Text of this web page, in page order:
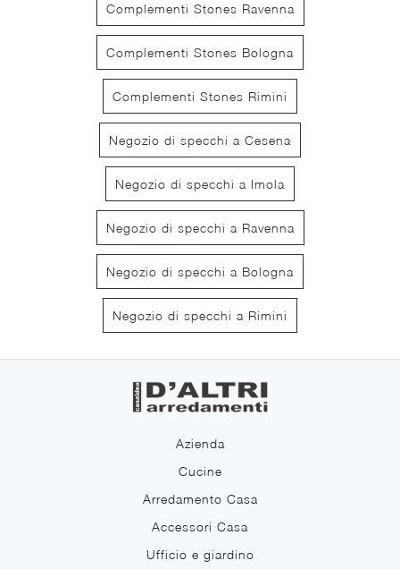
Complementi Stones Ravenna
Complementi Stones Bologna
Complementi Stones Rimini
Negozio di specchi a Cesena
Negozio di specchi a Imola
Negozio di specchi a Ravenna
Negozio di specchi a Bologna
Negozio di specchi a Rimini
Azienda
Cucine
Arredamento Casa
Accessori Casa
Ufficio e giardino